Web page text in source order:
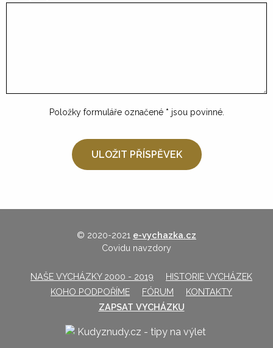
Položky formuláře označené * jsou povinné.
© 2020-2021 e-vychazka.cz
Covidu navzdory
NAŠE VYCHÁZKY 2000 - 2019
HISTORIE VYCHÁZEK
KOHO PODPOŘÍME
FÓRUM
KONTAKTY
ZAPSAT VYCHÁZKU